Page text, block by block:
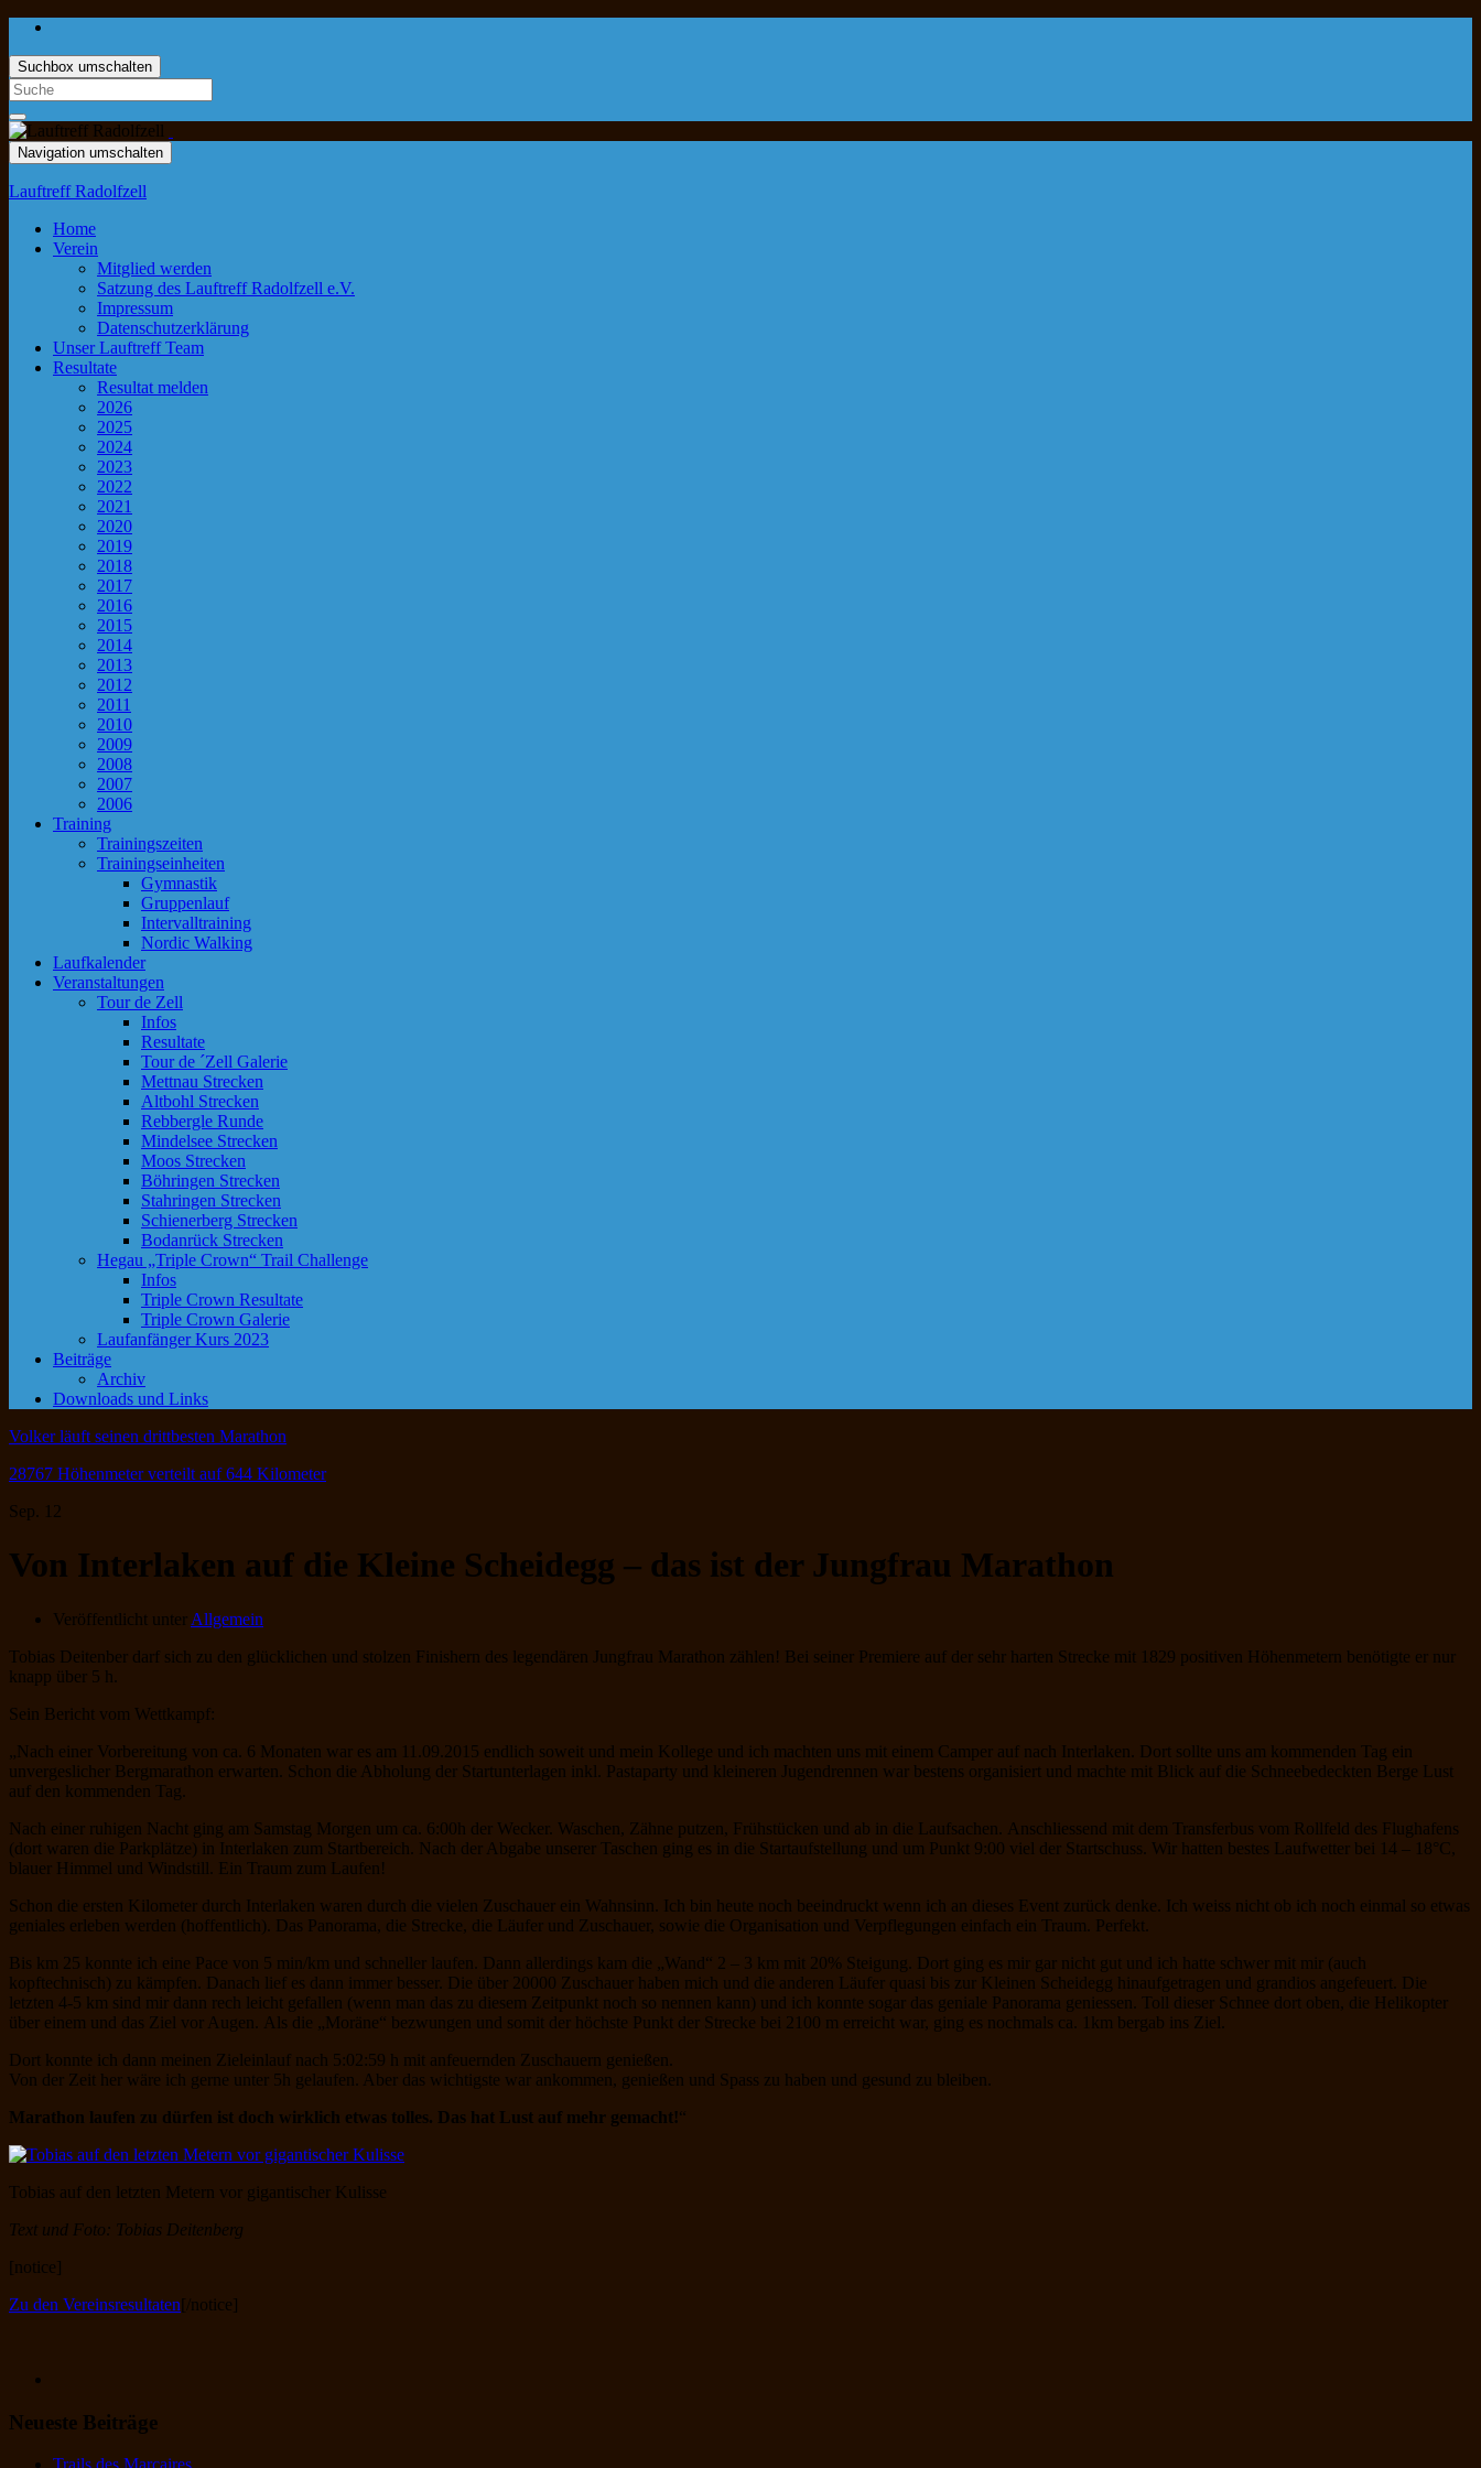
Suchbox umschalten
Navigation umschalten
Lauftreff Radolfzell
Home
Verein
Mitglied werden
Satzung des Lauftreff Radolfzell e.V.
Impressum
Datenschutzerklärung
Unser Lauftreff Team
Resultate
Resultat melden
2026
2025
2024
2023
2022
2021
2020
2019
2018
2017
2016
2015
2014
2013
2012
2011
2010
2009
2008
2007
2006
Training
Trainingszeiten
Trainingseinheiten
Gymnastik
Gruppenlauf
Intervalltraining
Nordic Walking
Laufkalender
Veranstaltungen
Tour de Zell
Infos
Resultate
Tour de ´Zell Galerie
Mettnau Strecken
Altbohl Strecken
Rebbergle Runde
Mindelsee Strecken
Moos Strecken
Böhringen Strecken
Stahringen Strecken
Schienerberg Strecken
Bodanrück Strecken
Hegau „Triple Crown“ Trail Challenge
Infos
Triple Crown Resultate
Triple Crown Galerie
Laufanfänger Kurs 2023
Beiträge
Archiv
Downloads und Links
Volker läuft seinen drittbesten Marathon
28767 Höhenmeter verteilt auf 644 Kilometer
Sep. 12
Von Interlaken auf die Kleine Scheidegg – das ist der Jungfrau Marathon
Veröffentlicht unter Allgemein
Tobias Deitenber darf sich zu den glücklichen und stolzen Finishern des legendären Jungfrau Marathon zählen! Bei seiner Premiere auf der sehr harten Strecke mit 1829 positiven Höhenmetern benötigte er nur
knapp über 5 h.
Sein Bericht vom Wettkampf:
„Nach einer Vorbereitung von ca. 6 Monaten war es am 11.09.2015 endlich soweit und mein Kollege und ich machten uns mit einem Camper auf nach Interlaken. Dort sollte uns am kommenden Tag ein
unvergeslicher Bergmarathon erwarten. Schon die Abholung der Startunterlagen inkl. Pastaparty und kleineren Jugendrennen war bestens organisiert und machte mit Blick auf die Schneebedeckten Berge Lust
auf den kommenden Tag.
Nach einer ruhigen Nacht ging am Samstag Morgen um ca. 6:00h der Wecker. Waschen, Zähne putzen, Frühstücken und ab in die Laufsachen. Anschliessend mit dem Transferbus vom Rollfeld des Flughafens
(dort waren die Parkplätze) in Interlaken zum Startbereich. Nach der Abgabe unserer Taschen ging es in die Startaufstellung und um Punkt 9:00 viel der Startschuss. Wir hatten bestes Laufwetter bei 14 – 18°C,
blauer Himmel und Windstill. Ein Traum zum Laufen!
Schon die ersten Kilometer durch Interlaken waren durch die vielen Zuschauer ein Wahnsinn. Ich bin heute noch beeindruckt wenn ich an dieses Event zurück denke. Ich weiss nicht ob ich noch einmal so etwas
geniales erleben werden (hoffentlich). Das Panorama, die Strecke, die Läufer und Zuschauer, sowie die Organisation und Verpflegungen einfach ein Traum. Perfekt.
Bis km 25 konnte ich eine Pace von 5 min/km und schneller laufen. Dann allerdings kam die „Wand“ 2 – 3 km mit 20% Steigung. Dort ging es mir gar nicht gut und ich hatte schwer mit mir (auch
kopftechnisch) zu kämpfen. Danach lief es dann immer besser. Die über 20000 Zuschauer haben mich und die anderen Läufer quasi bis zur Kleinen Scheidegg hinaufgetragen und grandios angefeuert. Die
letzten 4-5 km sind mir dann rech leicht gefallen (wenn man das zu diesem Zeitpunkt noch so nennen kann) und ich konnte sogar das geniale Panorama geniessen. Toll dieser Schnee dort oben, die Helikopter
über einem und das Ziel vor Augen. Als die „Moräne“ bezwungen und somit der höchste Punkt der Strecke bei 2100 m erreicht war, ging es nochmals ca. 1km bergab ins Ziel.
Dort konnte ich dann meinen Zieleinlauf nach 5:02:59 h mit anfeuernden Zuschauern genießen.
Von der Zeit her wäre ich gerne unter 5h gelaufen. Aber das wichtigste war ankommen, genießen und Spass zu haben und gesund zu bleiben.
Marathon laufen zu dürfen ist doch wirklich etwas tolles. Das hat Lust auf mehr gemacht!“
Tobias auf den letzten Metern vor gigantischer Kulisse
Text und Foto: Tobias Deitenberg
[notice]
Zu den Vereinsresultaten[/notice]
Neueste Beiträge